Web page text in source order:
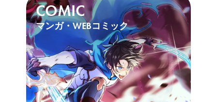
COMIC
マンガ・WEBコミック